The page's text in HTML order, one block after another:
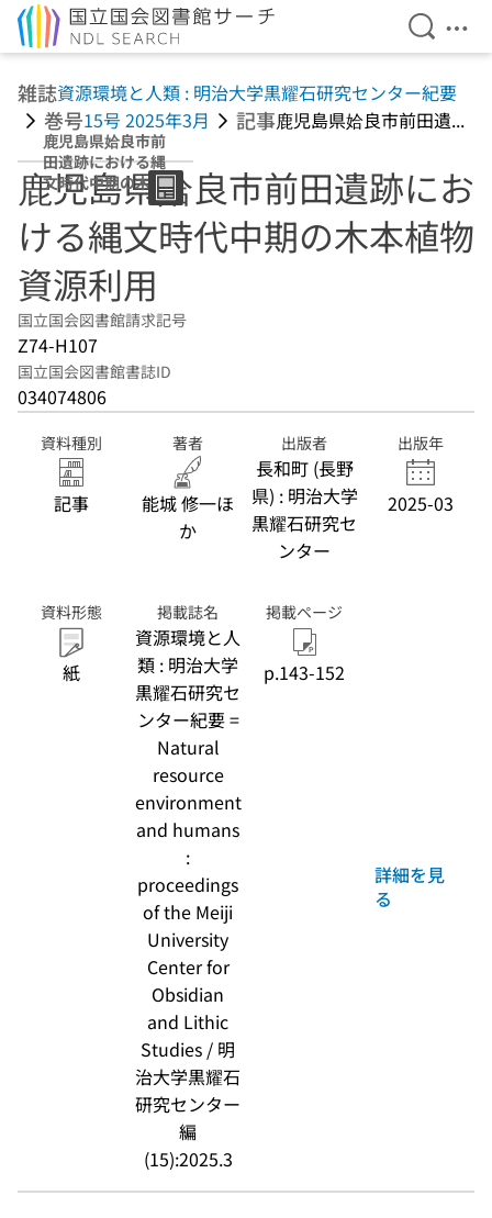
検索を
メ
雑誌資源環境と人類 : 明治大学黒耀石研究センター紀要
巻号15号 2025年3月 記事鹿児島県姶良市前田遺...
鹿児島県姶良市前
田遺跡における縄
文時代中期の木本
植物資源利用
鹿児島県姶良市前田遺跡にお
ける縄文時代中期の木本植物
資源利用
国立国会図書館請求記号
Z74-H107
国立国会図書館書誌ID
034074806
資料種別
記事
著者
能城 修一ほ
か
出版者
長和町 (長野
県) : 明治大学
黒耀石研究セ
ンター
出版年
2025-03
資料形態
紙
掲載誌名
資源環境と人
類 : 明治大学
黒耀石研究セ
ンター紀要 =
Natural
resource
environment
and humans
:
proceedings
of the Meiji
University
Center for
Obsidian
and Lithic
Studies / 明
治大学黒耀石
研究センター
編
(15):2025.3
掲載ページ
p.143-152
詳細を見
る